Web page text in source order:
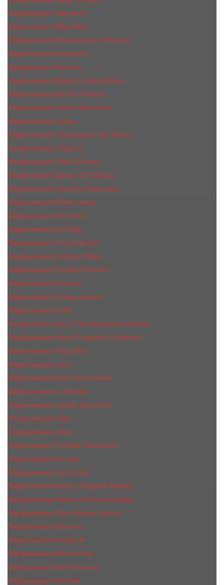
Парфюмерия Atkinsons
Парфюмерия Billie Eilish
Парфюмерия Boadicea the Victorious
Парфюмерия Boucheron
Парфюмерия Burberry
Парфюмерия Bvlgari Limited Edition
Парфюмерия Byredo Parfums
Парфюмерия Carner Barcelona
Парфюмерия Cartier
Парфюмерия Chloe Atelier Des Fleurs
Парфюмерия Сhopard
Парфюмерия Clive Christian
Парфюмерия Дольче & Габбана
Парфюмерия Escentric Molecules
Парфюмерия Estee Lаudеr
Парфюмерия Etat Libre
Парфюмерия Ex Nihilo
Парфюмерия Franck Boclet
Парфюмерия Frеderic Mаlle
Парфюмерия Fontela Premium
Парфюмерия Guerlain
Парфюмерия Giorgio Armani
Парфюмерия Gritti
Парфюмерия Gucci The Alchemist’s Garden.
Парфюмерия Haute Fragrance Company
Парфюмерия Hugo Boss
Парфюмерия Initio
Парфюмерия Jean Paul Gaultier
Парфюмерия Jо Malоnе
Парфюмерия Juliette Has A Gun
Парфюмерия Kajal
Парфюмерия_КiIiаn
Парфюмерия L'Artisan Parfumeur
Парфюмерия Le Labo
Парфюмерия Les Contes
Парфюмерия Maison Margiela Replica
Парфюмерия Maison Francis Kurkdjian
Парфюмерия Marc-Antoine Barrois
Парфюмерия Mancera
Парфюмерия Maybach
Парфюмерия Memo Paris
Парфюмерия Meo Fusciuni
Парфюмерия Montale